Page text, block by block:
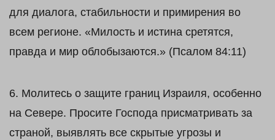
для диалога, стабильности и примирения во
всем регионе. «Милость и истина сретятся,
правда и мир облобызаются.» (Псалом 84:11)
6. Молитесь о защите границ Израиля, особенно
на Севере. Просите Господа присматривать за
страной, выявлять все скрытые угрозы и